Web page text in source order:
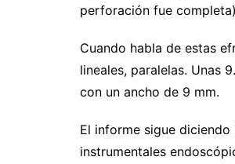
perforación fue completa)
Cuando habla de estas
lineales, paralelas. Unas
con un ancho de 9 mm.
El informe sigue
instrumentales